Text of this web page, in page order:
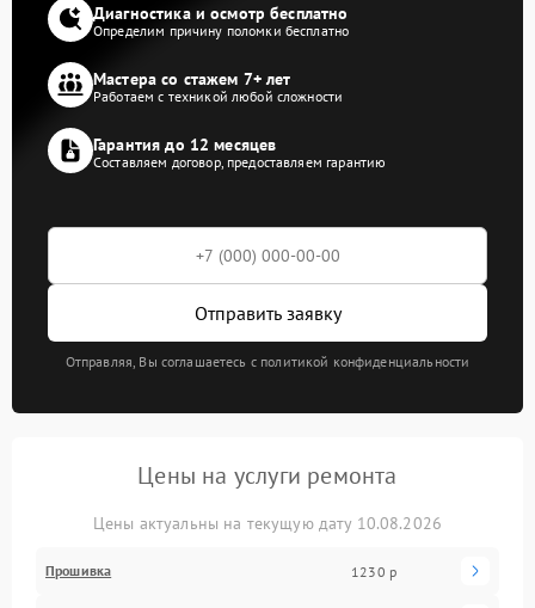
Диагностика и осмотр бесплатно
Определим причину поломки бесплатно
Мастера со стажем 7+ лет
Работаем с техникой любой сложности
Гарантия до 12 месяцев
Составляем договор, предоставляем гарантию
Отправить заявку
Отправляя, Вы соглашаетесь с политикой конфиденциальности
Цены на услуги ремонта
Цены актуальны на текущую дату 10.08.2026
Прошивка 1230 р